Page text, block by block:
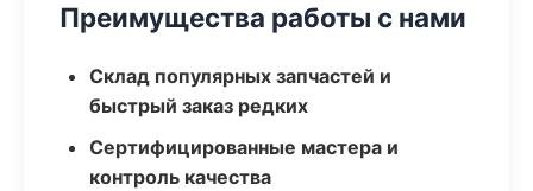
Преимущества работы с нами
Склад популярных запчастей и
быстрый заказ редких
Сертифицированные мастера и
контроль качества